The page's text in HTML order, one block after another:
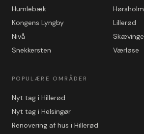
Humlebæk
Hørsholm
Kongens Lyngby
Lillerød
Nivå
Skævinge
Snekkersten
Værløse
POPULÆRE OMRÅDER
Nyt tag i Hillerød
Nyt tag i Helsingør
Renovering af hus i Hillerød